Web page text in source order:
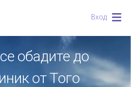
Вход
обадите до
от Того